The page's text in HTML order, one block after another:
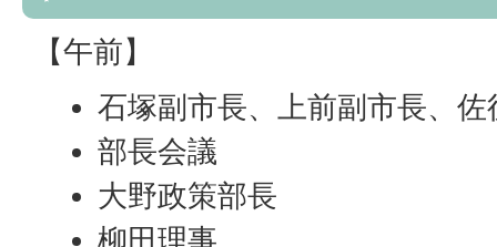
【午前】
石塚副市長、上前副市長、佐
部長会議
大野政策部長
柳田理事